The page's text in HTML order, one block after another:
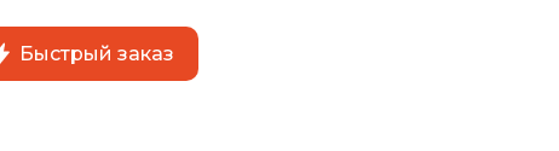
Быстрый заказ